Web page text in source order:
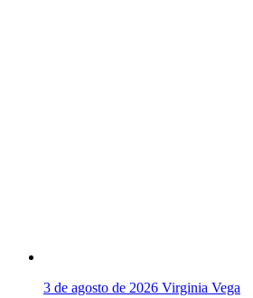
3 de agosto de 2026 Virginia Vega